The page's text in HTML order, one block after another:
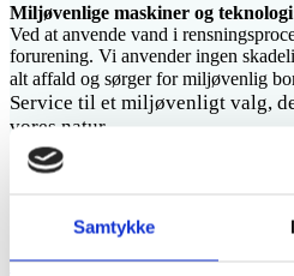
Samtykke
Miljøvenlige maskiner og
Ved at anvende vand i
forurening. Vi anvender ingen
alt affald og sørger for miljøvenlig
Service til et miljøvenligt valg,
vores natur.
Det er billigere end du tror - få et